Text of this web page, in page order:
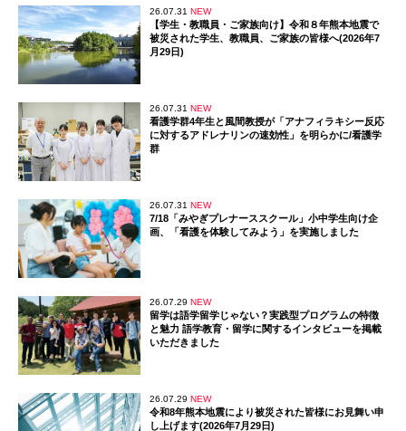
26.07.31 NEW
【学生・教職員・ご家族向け】令和８年熊本地震で
被災された学生、教職員、ご家族の皆様へ(2026年7
月29日)
26.07.31 NEW
看護学群4年生と風間教授が「アナフィラキシー反応
に対するアドレナリンの速効性」を明らかに/看護学
群
26.07.31 NEW
7/18「みやぎプレナーススクール」小中学生向け企
画、「看護を体験してみよう」を実施しました
26.07.29 NEW
留学は語学留学じゃない？実践型プログラムの特徴
と魅力 語学教育・留学に関するインタビューを掲載
いただきました
26.07.29 NEW
令和8年熊本地震により被災された皆様にお見舞い申
し上げます(2026年7月29日)